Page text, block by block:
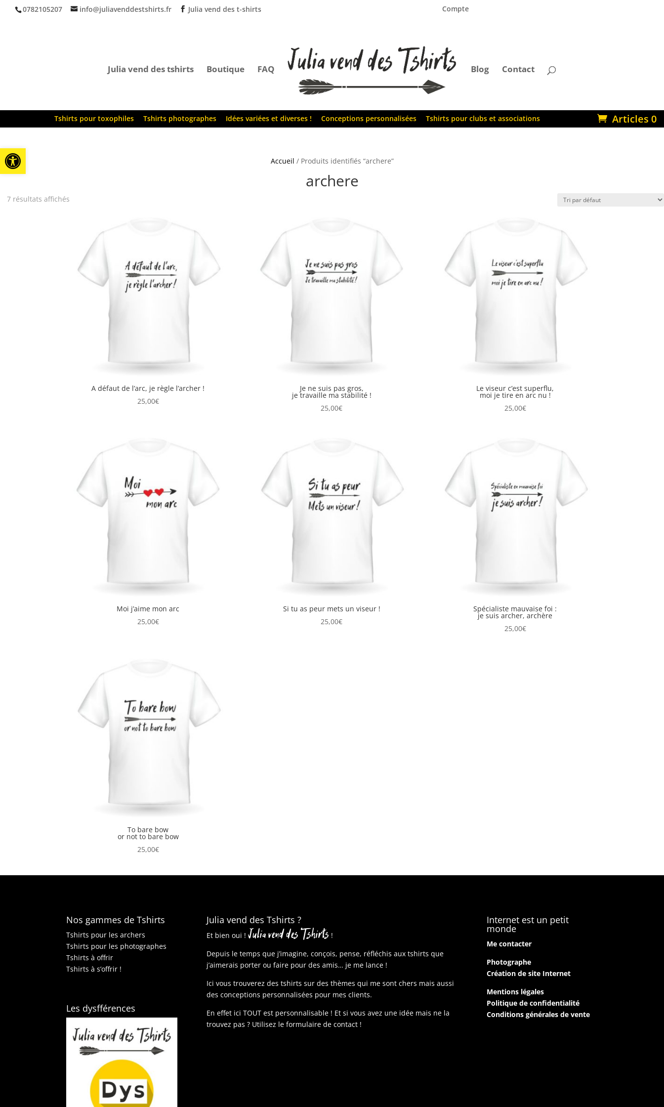
Ouvrir la barre d’outils
0782105207 info@juliavenddestshirts.fr Julia vend des t-shirts Compte
Julia vend des tshirts Boutique FAQ Blog Contact
Tshirts pour toxophiles Tshirts photographes Idées variées et diverses ! Conceptions personnalisées Tshirts pour clubs et associations Articles 0
Accueil / Produits identifiés “archere”
archere
7 résultats affichés
A défaut de l’arc, je règle l’archer !
25,00€
Je ne suis pas gros,
je travaille ma stabilité !
25,00€
Le viseur c’est superflu,
moi je tire en arc nu !
25,00€
Moi j’aime mon arc
25,00€
Si tu as peur mets un viseur !
25,00€
Spécialiste mauvaise foi :
je suis archer, archère
25,00€
To bare bow
or not to bare bow
25,00€
Nos gammes de Tshirts
Tshirts pour les archers
Tshirts pour les photographes
Tshirts à offrir
Tshirts à s’offrir !
Les dysfférences
Julia vend des Tshirts ?
Et bien oui ! Julia vend des Tshirts !
Depuis le temps que j’imagine, conçois, pense, réfléchis aux tshirts que
j’aimerais porter ou faire pour des amis… je me lance !
Ici vous trouverez des tshirts sur des thèmes qui me sont chers mais aussi
des conceptions personnalisées pour mes clients.
En effet ici TOUT est personnalisable ! Et si vous avez une idée mais ne la
trouvez pas ? Utilisez le formulaire de contact !
Internet est un petit
monde
Me contacter
Photographe
Création de site Internet
Mentions légales
Politique de confidentialité
Conditions générales de vente